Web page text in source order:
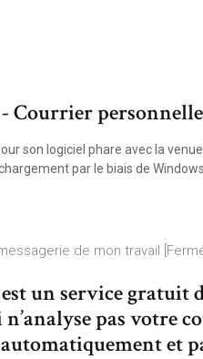
Courrier
son logiciel phare avec la
par le biais de
de mon travail
un service gratuit
pas votre
automatiquement et